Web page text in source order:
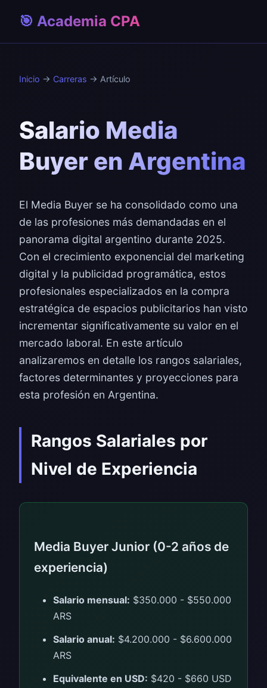
🎯 Academia CPA
Inicio → Carreras → Artículo
Salario Media
Buyer en Argentina
El Media Buyer se ha consolidado como una
de las profesiones más demandadas en el
panorama digital argentino durante 2025.
Con el crecimiento exponencial del marketing
digital y la publicidad programática, estos
profesionales especializados en la compra
estratégica de espacios publicitarios han visto
incrementar significativamente su valor en el
mercado laboral. En este artículo
analizaremos en detalle los rangos salariales,
factores determinantes y proyecciones para
esta profesión en Argentina.
Rangos Salariales por
Nivel de Experiencia
Media Buyer Junior (0-2 años de
experiencia)
Salario mensual: $350.000 - $550.000
ARS
Salario anual: $4.200.000 - $6.600.000
ARS
Equivalente en USD: $420 - $660 USD